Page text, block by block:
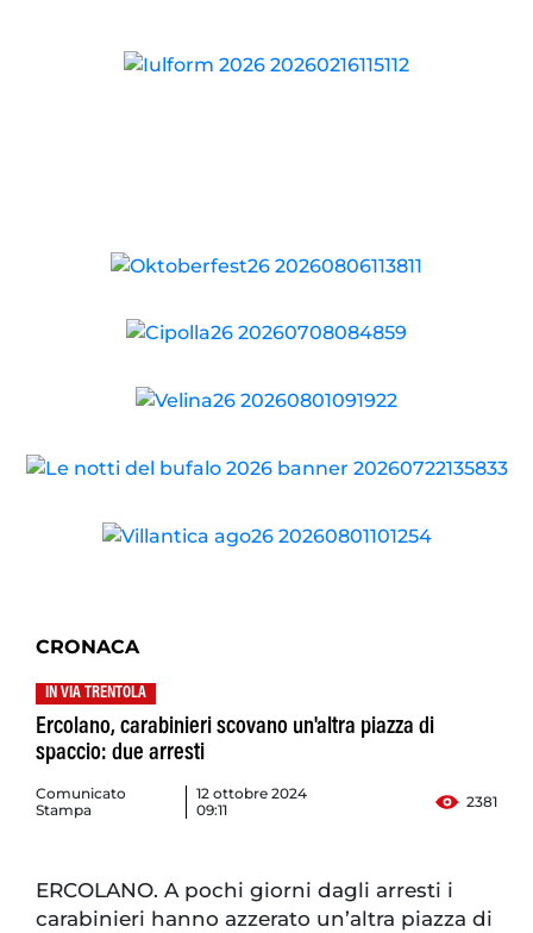
CRONACA
IN VIA TRENTOLA
Ercolano, carabinieri scovano un'altra piazza di
spaccio: due arresti
Comunicato
Stampa
12 ottobre 2024
09:11
2381
ERCOLANO. A pochi giorni dagli arresti i
carabinieri hanno azzerato un’altra piazza di